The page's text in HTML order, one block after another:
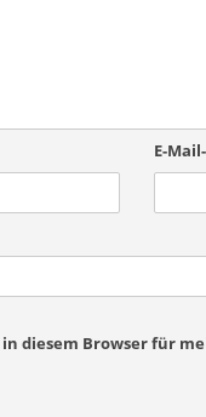
E-
in diesem Browser für